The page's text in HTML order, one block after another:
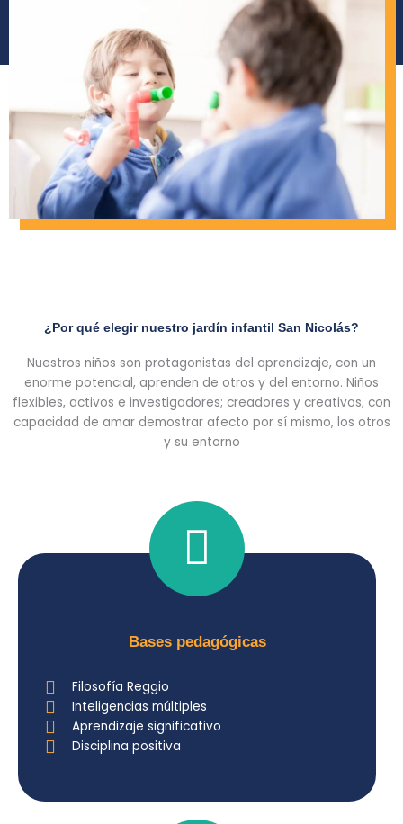
¿Por qué elegir nuestro jardín infantil San Nicolás?
Nuestros niños son protagonistas del aprendizaje, con un
enorme potencial, aprenden de otros y del entorno. Niños
flexibles, activos e investigadores; creadores y creativos, con
capacidad de amar demostrar afecto por sí mismo, los otros
y su entorno
Bases pedagógicas
Filosofía Reggio
Inteligencias múltiples
Aprendizaje significativo
Disciplina positiva